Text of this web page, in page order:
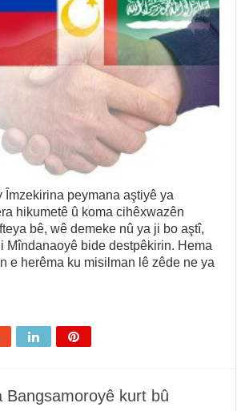
peymana aştiyê ya
hikumetê û koma cihêxwazên
bê, wê demeke nû ya ji bo aştî,
Mîndanaoyê bide destpêkirin. Hema
e herêma ku misilman lê zêde ne ya
Bangsamoroyê kurt bû